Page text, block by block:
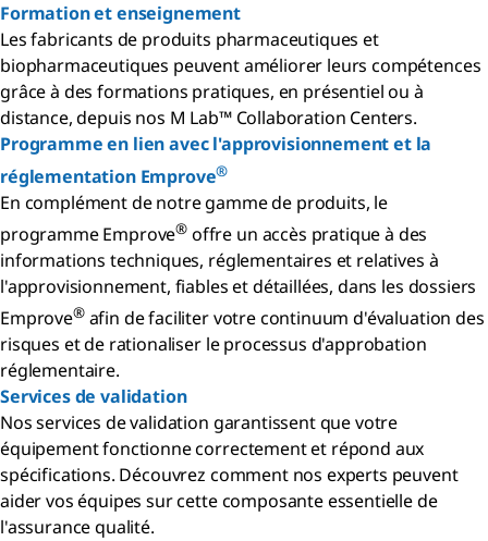
Formation et enseignement
Les fabricants de produits pharmaceutiques et
biopharmaceutiques peuvent améliorer leurs compétences
grâce à des formations pratiques, en présentiel ou à
distance, depuis nos M Lab™ Collaboration Centers.
Programme en lien avec l'approvisionnement et la
réglementation Emprove®
En complément de notre gamme de produits, le
programme Emprove® offre un accès pratique à des
informations techniques, réglementaires et relatives à
l'approvisionnement, fiables et détaillées, dans les dossiers
Emprove®afin de faciliter votre continuum d'évaluation des
risques et de rationaliser le processus d'approbation
réglementaire.
Services de validation
Nos services de validation garantissent que votre
équipement fonctionne correctement et répond aux
spécifications. Découvrez comment nos experts peuvent
aider vos équipes sur cette composante essentielle de
l'assurance qualité.